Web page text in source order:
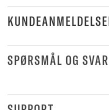
SPØRSMÅL OG SVAR